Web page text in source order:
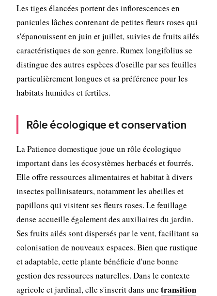
Les tiges élancées portent des inflorescences en
panicules lâches contenant de petites fleurs roses qui
s'épanouissent en juin et juillet, suivies de fruits ailés
caractéristiques de son genre. Rumex longifolius se
distingue des autres espèces d'oseille par ses feuilles
particulièrement longues et sa préférence pour les
habitats humides et fertiles.
Rôle écologique et conservation
La Patience domestique joue un rôle écologique
important dans les écosystèmes herbacés et fourrés.
Elle offre ressources alimentaires et habitat à divers
insectes pollinisateurs, notamment les abeilles et
papillons qui visitent ses fleurs roses. Le feuillage
dense accueille également des auxiliaires du jardin.
Ses fruits ailés sont dispersés par le vent, facilitant sa
colonisation de nouveaux espaces. Bien que rustique
et adaptable, cette plante bénéficie d'une bonne
gestion des ressources naturelles. Dans le contexte
agricole et jardinal, elle s'inscrit dans une transition